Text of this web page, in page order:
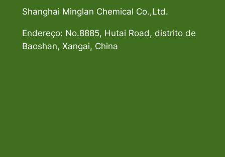
Shanghai Minglan Chemical Co.,Ltd.
Endereço: No.8885, Hutai Road, distrito de
Baoshan, Xangai, China